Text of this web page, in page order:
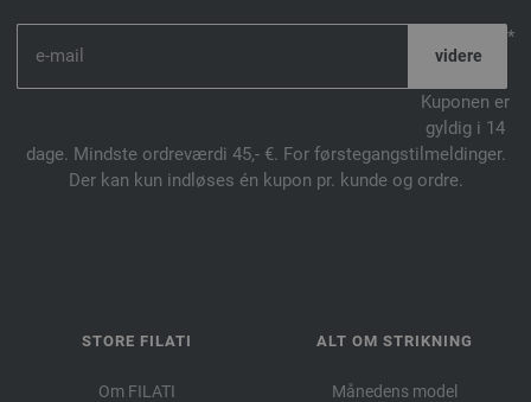
*
Kuponen er
gyldig i 14
dage. Mindste ordreværdi 45,- €. For førstegangstilmeldinger.
Der kan kun indløses én kupon pr. kunde og ordre.
STORE FILATI
Om FILATI
ALT OM STRIKNING
Månedens model